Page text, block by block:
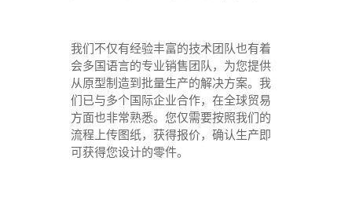
我们不仅有经验丰富的技术团队也有着
会多国语言的专业销售团队，为您提供
从原型制造到批量生产的解决方案。我
们已与多个国际企业合作，在全球贸易
方面也非常熟悉。您仅需要按照我们的
流程上传图纸，获得报价，确认生产即
可获得您设计的零件。